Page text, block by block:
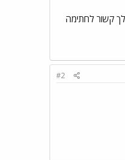
קשור לחתימה
#2